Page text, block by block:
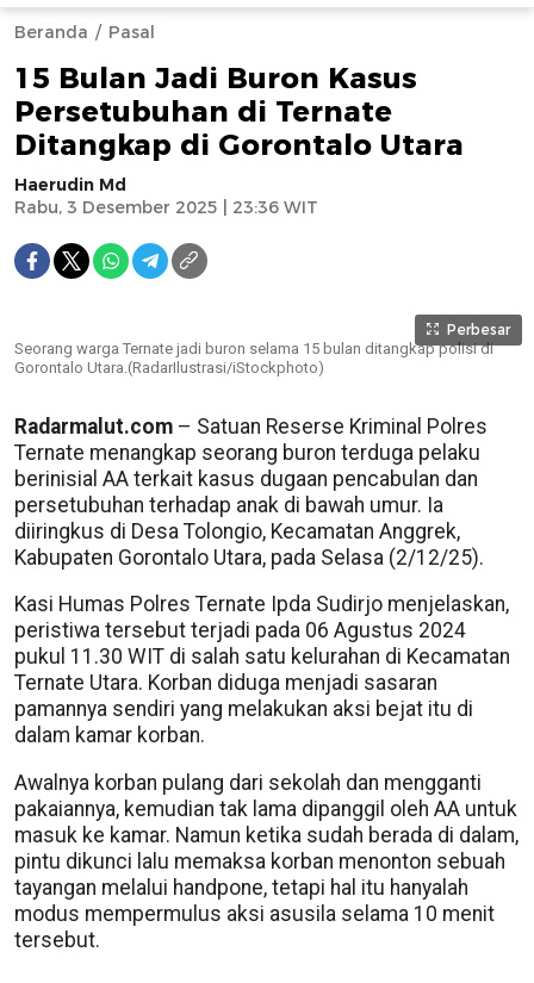
Beranda Pasal
15 Bulan Jadi Buron Kasus
Persetubuhan di Ternate
Ditangkap di Gorontalo Utara
Haerudin Md
Rabu, 3 Desember 2025 | 23:36 WIT
Perbesar
Seorang warga Ternate jadi buron selama 15 bulan ditangkap polisi di
Gorontalo Utara.(RadarIlustrasi/iStockphoto)
Radarmalut.com – Satuan Reserse Kriminal Polres
Ternate menangkap seorang buron terduga pelaku
berinisial AA terkait kasus dugaan pencabulan dan
persetubuhan terhadap anak di bawah umur. Ia
diiringkus di Desa Tolongio, Kecamatan Anggrek,
Kabupaten Gorontalo Utara, pada Selasa (2/12/25).
Kasi Humas Polres Ternate Ipda Sudirjo menjelaskan,
peristiwa tersebut terjadi pada 06 Agustus 2024
pukul 11.30 WIT di salah satu kelurahan di Kecamatan
Ternate Utara. Korban diduga menjadi sasaran
pamannya sendiri yang melakukan aksi bejat itu di
dalam kamar korban.
Awalnya korban pulang dari sekolah dan mengganti
pakaiannya, kemudian tak lama dipanggil oleh AA untuk
masuk ke kamar. Namun ketika sudah berada di dalam,
pintu dikunci lalu memaksa korban menonton sebuah
tayangan melalui handpone, tetapi hal itu hanyalah
modus mempermulus aksi asusila selama 10 menit
tersebut.